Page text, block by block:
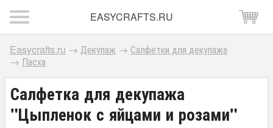
EASYCRAFTS.RU
Easycrafts.ru → Декупаж → Салфетки для декупажа
→ Пасха
Салфетка для декупажа
"Цыпленок с яйцами и розами"